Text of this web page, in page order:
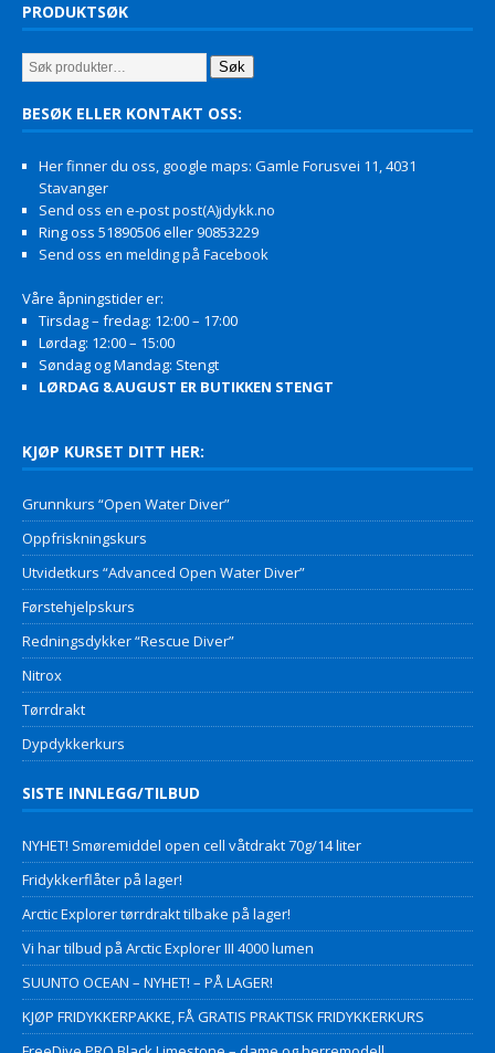
PRODUKTSØK
Søk
BESØK ELLER KONTAKT OSS:
Her finner du oss, google maps: Gamle Forusvei 11, 4031
Stavanger
Send oss en e-post post(A)jdykk.no
Ring oss 51890506 eller 90853229
Send oss en melding på Facebook
Våre åpningstider er:
Tirsdag – fredag: 12:00 – 17:00
Lørdag: 12:00 – 15:00
Søndag og Mandag: Stengt
LØRDAG 8.AUGUST ER BUTIKKEN STENGT
KJØP KURSET DITT HER:
Grunnkurs “Open Water Diver”
Oppfriskningskurs
Utvidetkurs “Advanced Open Water Diver”
Førstehjelpskurs
Redningsdykker “Rescue Diver”
Nitrox
Tørrdrakt
Dypdykkerkurs
SISTE INNLEGG/TILBUD
NYHET! Smøremiddel open cell våtdrakt 70g/14 liter
Fridykkerflåter på lager!
Arctic Explorer tørrdrakt tilbake på lager!
Vi har tilbud på Arctic Explorer III 4000 lumen
SUUNTO OCEAN – NYHET! – PÅ LAGER!
KJØP FRIDYKKERPAKKE, FÅ GRATIS PRAKTISK FRIDYKKERKURS